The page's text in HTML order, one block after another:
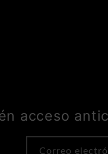
acceso
Correo